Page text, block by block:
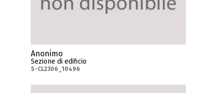
Anonimo
Sezione di edificio
S-CL2306_10496